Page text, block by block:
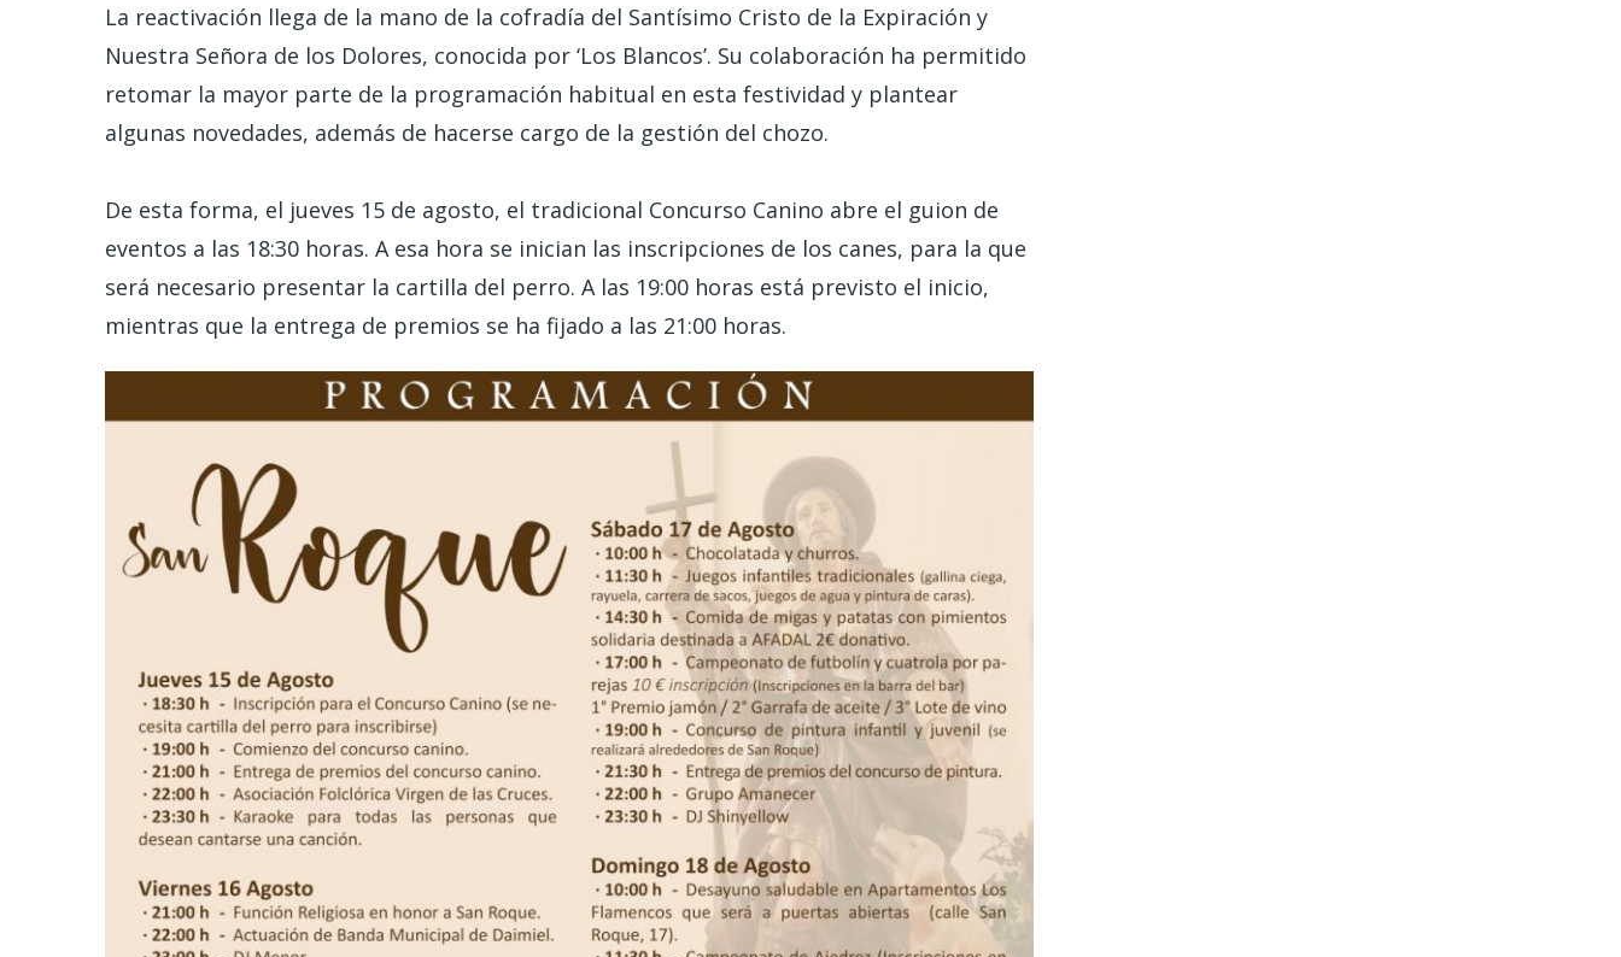
La reactivación llega de la mano de la cofradía del Santísimo Cristo de la Expiración y
Nuestra Señora de los Dolores, conocida por ‘Los Blancos’. Su colaboración ha permitido
retomar la mayor parte de la programación habitual en esta festividad y plantear
algunas novedades, además de hacerse cargo de la gestión del chozo.
De esta forma, el jueves 15 de agosto, el tradicional Concurso Canino abre el guion de
eventos a las 18:30 horas. A esa hora se inician las inscripciones de los canes, para la que
será necesario presentar la cartilla del perro. A las 19:00 horas está previsto el inicio,
mientras que la entrega de premios se ha fijado a las 21:00 horas.